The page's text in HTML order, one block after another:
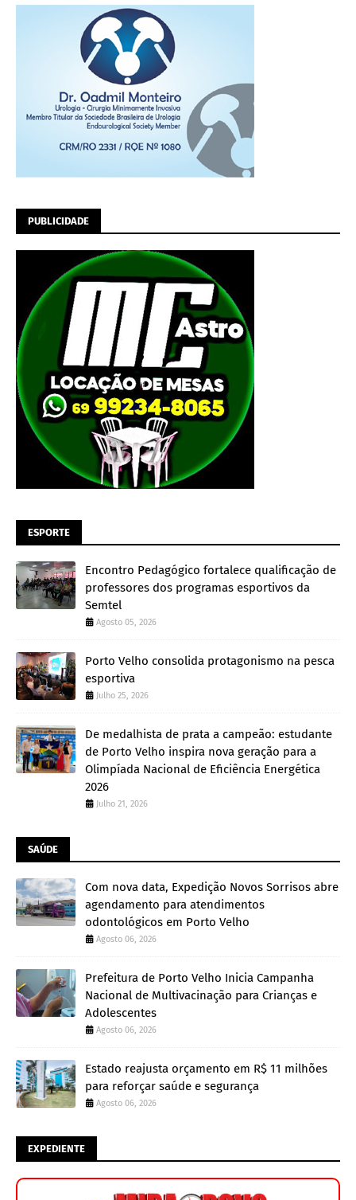
PUBLICIDADE
ESPORTE
Encontro Pedagógico fortalece qualificação de
professores dos programas esportivos da
Semtel
Agosto 05, 2026
Porto Velho consolida protagonismo na pesca
esportiva
Julho 25, 2026
De medalhista de prata a campeão: estudante
de Porto Velho inspira nova geração para a
Olimpíada Nacional de Eficiência Energética
2026
Julho 21, 2026
SAÚDE
Com nova data, Expedição Novos Sorrisos abre
agendamento para atendimentos
odontológicos em Porto Velho
Agosto 06, 2026
Prefeitura de Porto Velho Inicia Campanha
Nacional de Multivacinação para Crianças e
Adolescentes
Agosto 06, 2026
Estado reajusta orçamento em R$ 11 milhões
para reforçar saúde e segurança
Agosto 06, 2026
EXPEDIENTE